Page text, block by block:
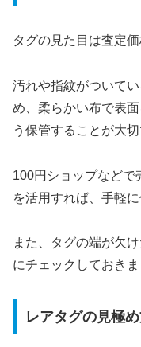
タグの見た目は査定
汚れや指紋がついて
め、柔らかい布で表
う保管することが大切
100円ショップなどで
を活用すれば、手軽に
また、タグの端が欠
にチェックしておきま
レアタグの見極